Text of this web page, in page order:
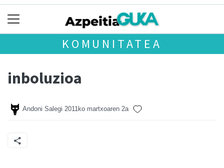
KOMUNITATEA
inboluzioa
Andoni Salegi 2011ko martxoaren 2a